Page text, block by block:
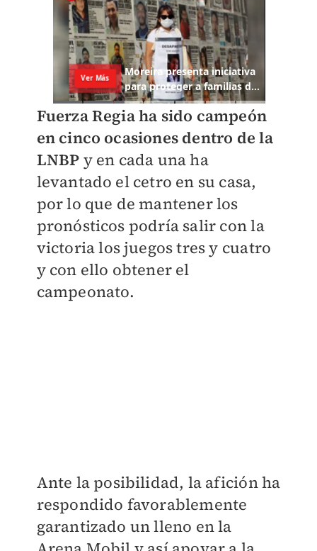
Fuerza Regia ha sido campeón
en cinco ocasiones dentro de la
LNBP y en cada una ha
levantado el cetro en su casa,
por lo que de mantener los
pronósticos podría salir con la
victoria los juegos tres y cuatro
y con ello obtener el
campeonato.
Ante la posibilidad, la afición ha
respondido favorablemente
garantizado un lleno en la